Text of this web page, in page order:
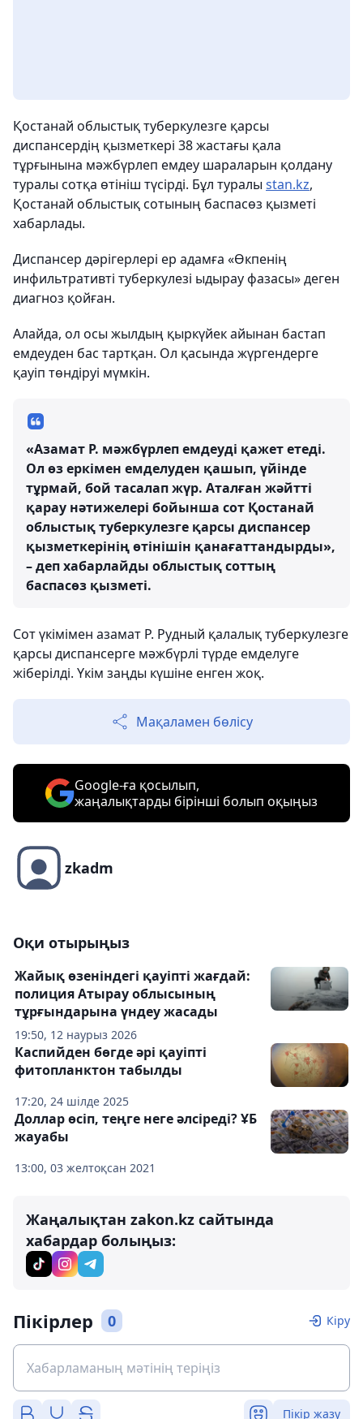
Қостанай облыстық туберкулезге қарсы
диспансердің қызметкері 38 жастағы қала
тұрғынына мәжбүрлеп емдеу шараларын қолдану
туралы сотқа өтініш түсірді. Бұл туралы stan.kz,
Қостанай облыстық сотының баспасөз қызметі
хабарлады.
Диспансер дәрігерлері ер адамға «Өкпенің
инфильтративті туберкулезі ыдырау фазасы» деген
диагноз қойған.
Алайда, ол осы жылдың қыркүйек айынан бастап
емдеуден бас тартқан. Ол қасында жүргендерге
қауіп төндіруі мүмкін.
«Азамат Р. мәжбүрлеп емдеуді қажет етеді.
Ол өз еркімен емделуден қашып, үйінде
тұрмай, бой тасалап жүр. Аталған жәйтті
қарау нәтижелері бойынша сот Қостанай
облыстық туберкулезге қарсы диспансер
қызметкерінің өтінішін қанағаттандырды»,
– деп хабарлайды облыстық соттың
баспасөз қызметі.
Сот үкімімен азамат Р. Рудный қалалық туберкулезге
қарсы диспансерге мәжбүрлі түрде емделуге
жіберілді. Үкім заңды күшіне енген жоқ.
Мақаламен бөлісу
Google-ға қосылып,
жаңалықтарды бірінші болып оқыңыз
zkadm
Оқи отырыңыз
19:50, 12 наурыз 2026
Жайық өзеніндегі қауіпті жағдай:
полиция Атырау облысының
тұрғындарына үндеу жасады
17:20, 24 шілде 2025
Каспийден бөгде әрі қауіпті
фитопланктон табылды
13:00, 03 желтоқсан 2021
Доллар өсіп, теңге неге әлсіреді? ҰБ
жауабы
Жаңалықтан zakon.kz сайтында
хабардар болыңыз:
Пікірлер 0 Кіру
Пікір жазу